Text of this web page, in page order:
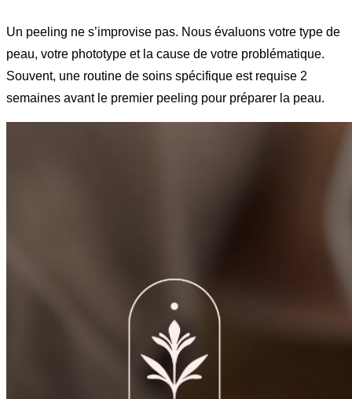
Un peeling ne s’improvise pas. Nous évaluons votre type de
peau, votre phototype et la cause de votre problématique.
Souvent, une routine de soins spécifique est requise 2
semaines avant le premier peeling pour préparer la peau.